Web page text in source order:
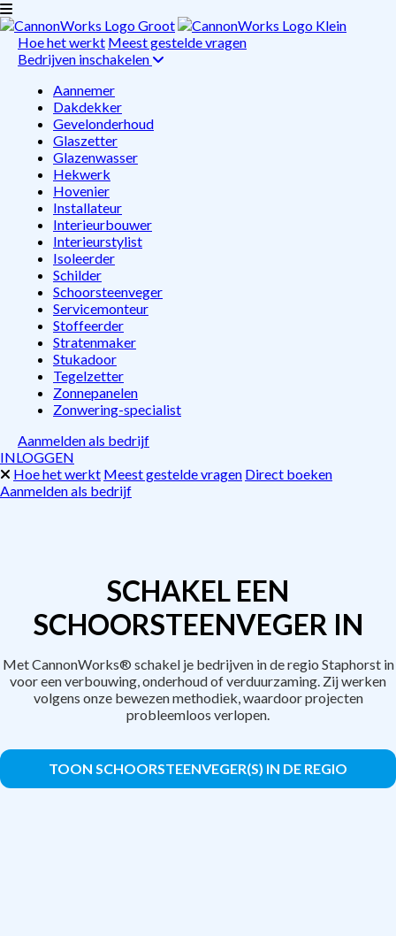
Hoe het werkt Meest gestelde vragen
Bedrijven inschakelen
Aannemer
Dakdekker
Gevelonderhoud
Glaszetter
Glazenwasser
Hekwerk
Hovenier
Installateur
Interieurbouwer
Interieurstylist
Isoleerder
Schilder
Schoorsteenveger
Servicemonteur
Stoffeerder
Stratenmaker
Stukadoor
Tegelzetter
Zonnepanelen
Zonwering-specialist
Aanmelden als bedrijf
INLOGGEN
Hoe het werkt Meest gestelde vragen Direct boeken
Aanmelden als bedrijf
SCHAKEL EEN
SCHOORSTEENVEGER IN
Met CannonWorks® schakel je bedrijven in de regio Staphorst in
voor een verbouwing, onderhoud of verduurzaming. Zij werken
volgens onze bewezen methodiek, waardoor projecten
probleemloos verlopen.
TOON SCHOORSTEENVEGER(S) IN DE REGIO